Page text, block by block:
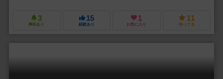
3
興味あり
15
経験あり
1
お気に入り
11
持ってる